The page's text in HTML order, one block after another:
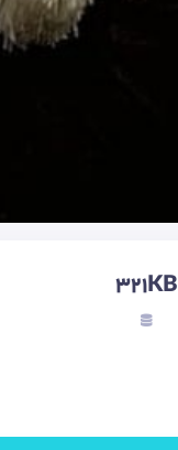
321KB